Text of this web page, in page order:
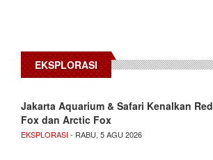
EKSPLORASI
Jakarta Aquarium & Safari Kenalkan Red
Fox dan Arctic Fox
EKSPLORASI- RABU, 5 AGU 2026